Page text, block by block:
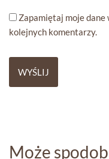
Zapamiętaj moje dane
kolejnych komentarzy.
Może